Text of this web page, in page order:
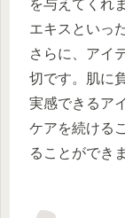
を与えてくれ
エキスといっ
さらに、アイ
切です。肌に
実感できるア
ケアを続ける
ることができ